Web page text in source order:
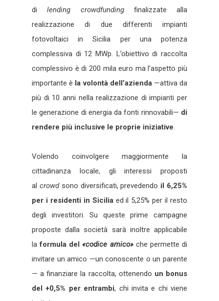
dilending crowdfundingfinalizzate alla
realizzazione di due differenti impianti
fotovoltaici in Sicilia per una potenza
complessiva di 12 MWp. L’obiettivo di raccolta
complessivo è di 200 mila euro ma l’aspetto più
importante è la volontà dell’azienda—attiva da
più di 10 anni nella realizzazione di impianti per
le generazione di energia da fonti rinnovabili— di
rendere più inclusive le proprie iniziative
Volendo coinvolgere maggiormente la
cittadinanza locale, gli interessi proposti
al crowdsono diversificati, prevedendo il 6,25%
per i residenti in Siciliaed il 5,25% per il resto
degli investitori. Su queste prime campagne
proposte dalla società sarà inoltre applicabile
la formula del«codice amico»che permette di
invitare un amico —un conoscente o un parente
— a finanziare la raccolta, ottenendo un bonus
del +0,5% per entrambi, chi invita e chi viene